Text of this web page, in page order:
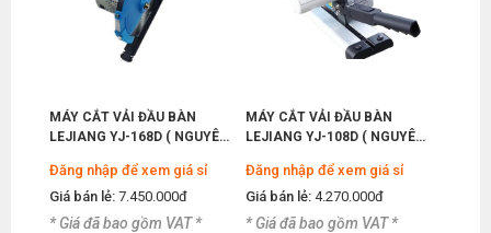
MÁY CẮT VẢI ĐẦU BÀN
LEJIANG YJ-168D ( NGUYÊN
Đăng nhập để xem giá sỉ
Giá bán lẻ: 7.450.000đ
* Giá đã bao gồm VAT *
MÁY CẮT VẢI ĐẦU BÀN
LEJIANG YJ-108D ( NGUYÊN
Đăng nhập để xem giá sỉ
Giá bán lẻ: 4.270.000đ
* Giá đã bao gồm VAT *